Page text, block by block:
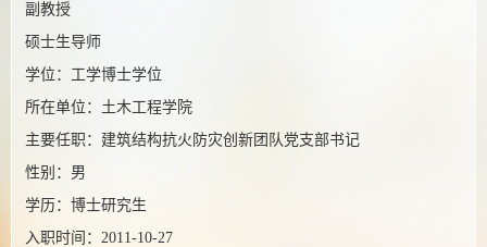
副教授
硕士生导师
学位：工学博士学位
所在单位：土木工程学院
主要任职： 建筑结构抗火防灾创新团队党支部书记
性别： 男
学历： 博士研究生
入职时间： 2011-10-27